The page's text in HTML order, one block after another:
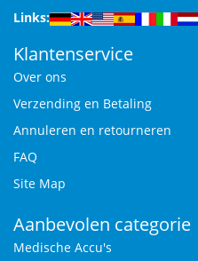
Links:
Klantenservice
Over ons
Verzending en Betaling
Annuleren en retourneren
FAQ
Site Map
Aanbevolen categorie
Medische Accu's